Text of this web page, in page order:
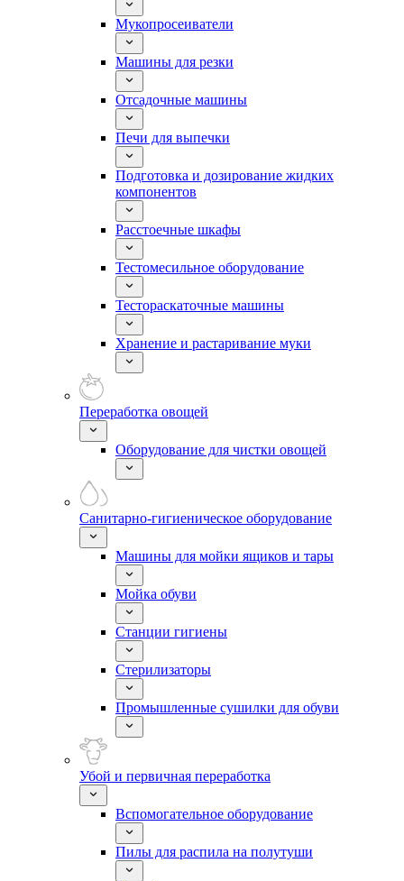
Мукопросеиватели
Машины для резки
Отсадочные машины
Печи для выпечки
Подготовка и дозирование жидких
компонентов
Расстоечные шкафы
Тестомесильное оборудование
Тестораскаточные машины
Хранение и растаривание муки
Переработка овощей
Оборудование для чистки овощей
Санитарно-гигиеническое оборудование
Машины для мойки ящиков и тары
Мойка обуви
Станции гигиены
Стерилизаторы
Промышленные сушилки для обуви
Убой и первичная переработка
Вспомогательное оборудование
Пилы для распила на полутуши